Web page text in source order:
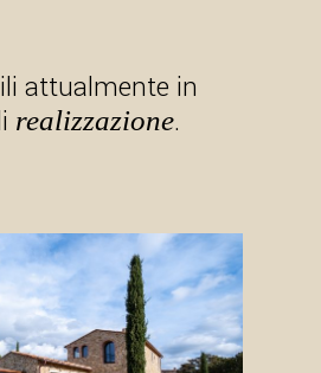
attualmente in
realizzazione.